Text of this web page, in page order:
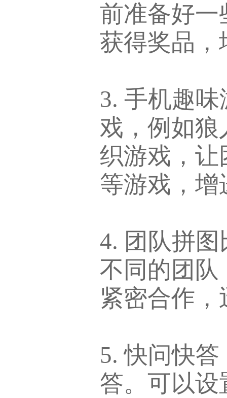
前准备好一
获得奖品，
3. 手机趣
戏，例如
织游戏，让
等游戏，增
4. 团队拼
不同的团队
紧密合作
5. 快问快
答。可以设